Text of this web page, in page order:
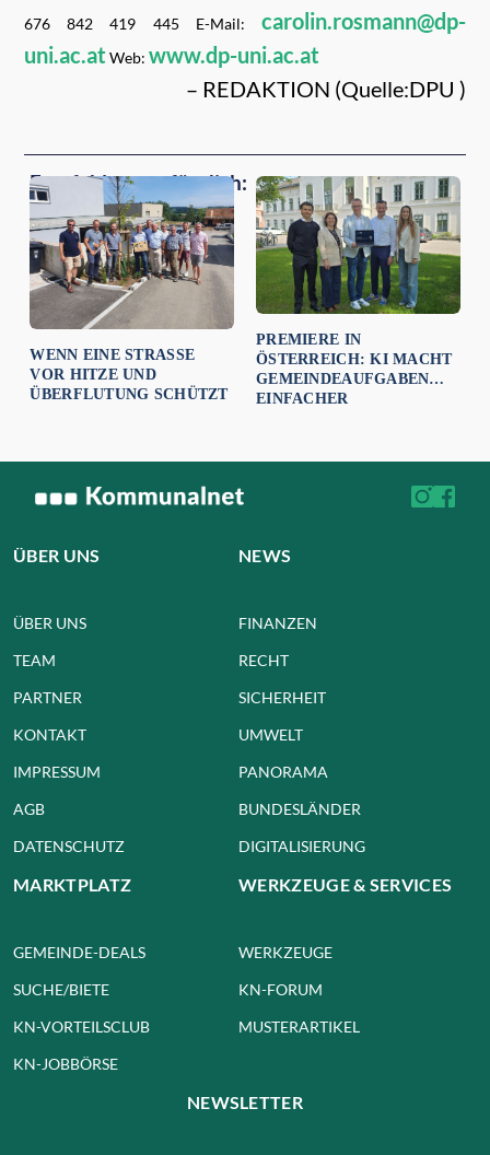
676 842 419 445 E-Mail: carolin.rosmann@dp-
uni.ac.at Web:www.dp-uni.ac.at
– REDAKTION (Quelle:DPU )
Empfehlungen für dich:
WENN EINE STRASSE V
OR HITZE UND Ü
BERFLUTUNG SCHÜTZT
PREMIERE IN
ÖSTERREICH: KI MACHT
GEMEINDEAUFGABEN
EINFACHER
ÜBER UNS
ÜBER UNS
TEAM
PARTNER
KONTAKT
IMPRESSUM
AGB
DATENSCHUTZ
NEWS
FINANZEN
RECHT
SICHERHEIT
UMWELT
PANORAMA
BUNDESLÄNDER
DIGITALISIERUNG
MARKTPLATZ
GEMEINDE-DEALS
SUCHE/BIETE
KN-VORTEILSCLUB
KN-JOBBÖRSE
WERKZEUGE & SERVICES
WERKZEUGE
KN-FORUM
MUSTERARTIKEL
NEWSLETTER